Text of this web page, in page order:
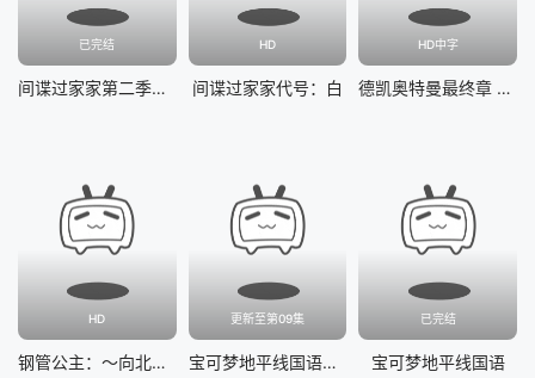
已完结
间谍过家家第二季国语
HD
间谍过家家代号：白
HD中字
德凯奥特曼最终章 向着旅途的彼岸……
HD
钢管公主：～向北极星许愿～
更新至第09集
宝可梦地平线国语第二季
已完结
宝可梦地平线国语